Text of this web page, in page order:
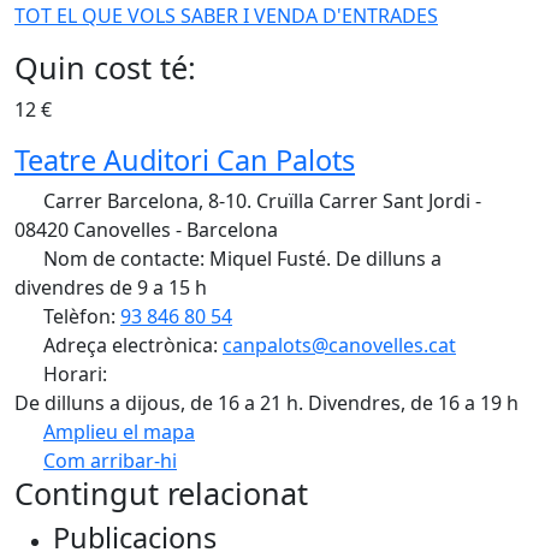
TOT EL QUE VOLS SABER I VENDA D'ENTRADES
Quin cost té:
12 €
Teatre Auditori Can Palots
Carrer Barcelona, 8-10. Cruïlla Carrer Sant Jordi -
08420 Canovelles - Barcelona
Nom de contacte: Miquel Fusté. De dilluns a
divendres de 9 a 15 h
Telèfon: 93 846 80 54
Adreça electrònica: canpalots@canovelles.cat
Horari:
De dilluns a dijous, de 16 a 21 h. Divendres, de 16 a 19 h
Amplieu el mapa
Com arribar-hi
+
Contingut relacionat
Publicacions